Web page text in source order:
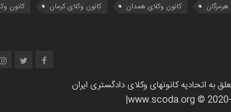
کانون وکلای همدان کانون وکلای کرمان کانون
اتحادیه کانونهای وکلای دادگستری ایران